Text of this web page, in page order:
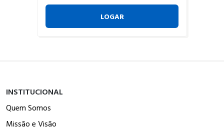
LOGAR
INSTITUCIONAL
Quem Somos
Missão e Visão